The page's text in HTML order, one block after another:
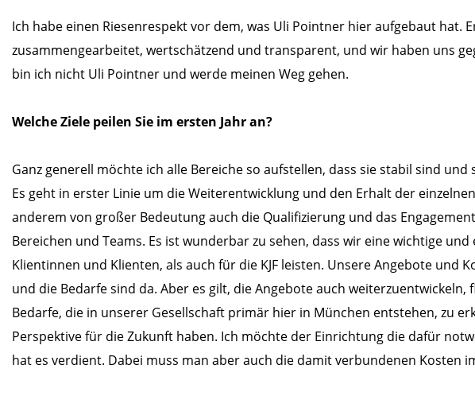
Ich habe einen Riesenrespekt vor dem, was Uli Pointner hier aufgebaut hat.
zusammengearbeitet, wertschätzend und transparent, und wir haben uns
bin ich nicht Uli Pointner und werde meinen Weg gehen.
Welche Ziele peilen Sie im ersten Jahr an?
Ganz generell möchte ich alle Bereiche so aufstellen, dass sie stabil sind
Es geht in erster Linie um die Weiterentwicklung und den Erhalt der
anderem von großer Bedeutung auch die Qualifizierung und das
Bereichen und Teams. Es ist wunderbar zu sehen, dass wir eine wichtige
Klientinnen und Klienten, als auch für die KJF leisten. Unsere Angebote und
und die Bedarfe sind da. Aber es gilt, die Angebote auch weiterzuentwickeln,
Bedarfe, die in unserer Gesellschaft primär hier in München entstehen, zu
Perspektive für die Zukunft haben. Ich möchte der Einrichtung die dafür
hat es verdient. Dabei muss man aber auch die damit verbundenen Kosten